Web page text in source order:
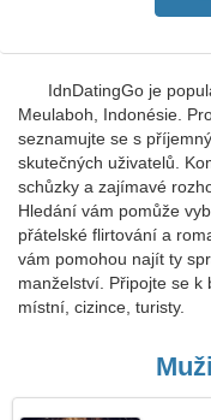
IdnDatingGo je
Meulaboh, Indonésie.
seznamujte se s
skutečných uživatelů.
schůzky a zajímavé
Hledání vám pomůže
přátelské flirtování a
vám pomohou najít ty
manželství. Připojte se k
místní, cizince, turisty.